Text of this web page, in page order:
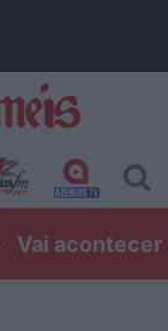
Vai acontecer